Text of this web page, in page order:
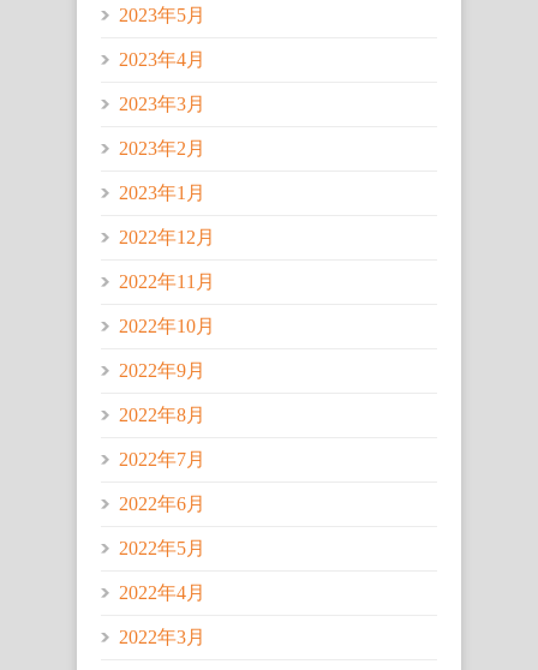
2023年5月
2023年4月
2023年3月
2023年2月
2023年1月
2022年12月
2022年11月
2022年10月
2022年9月
2022年8月
2022年7月
2022年6月
2022年5月
2022年4月
2022年3月